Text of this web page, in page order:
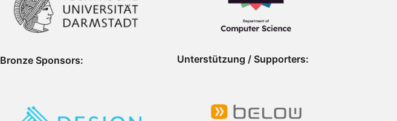
Bronze Sponsors: Unterstützung / Supporters: